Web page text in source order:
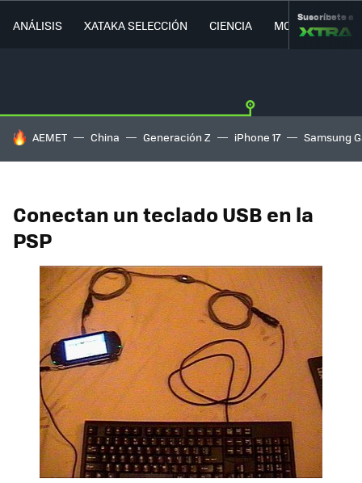
ANÁLISIS XATAKA SELECCIÓN CIENCIA MOVILIDAD
Suscríbete a
HOY SE HABLA DE
AEMET China Generación Z iPhone 17 Samsung
Conectan un teclado USB en la
PSP